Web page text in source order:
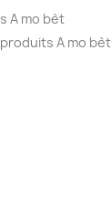
A mo bèt
A mo bèt